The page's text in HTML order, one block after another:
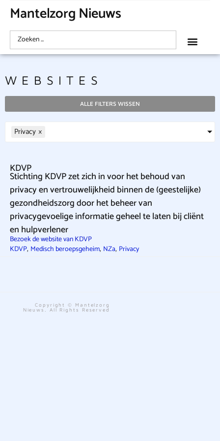
Mantelzorg Nieuws
WEBSITES
ALLE FILTERS WISSEN
Privacy ×
KDVP
Stichting KDVP zet zich in voor het behoud van
privacy en vertrouwelijkheid binnen de (geestelijke)
gezondheidszorg door het beheer van
privacygevoelige informatie geheel te laten bij cliënt
en hulpverlener
Bezoek de website van KDVP
KDVP, Medisch beroepsgeheim, NZa, Privacy
Copyright © Mantelzorg
Nieuws. All Rights Reserved